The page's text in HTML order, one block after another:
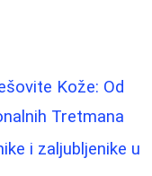
Kože: Od
Tretmana
i zaljubljenike u